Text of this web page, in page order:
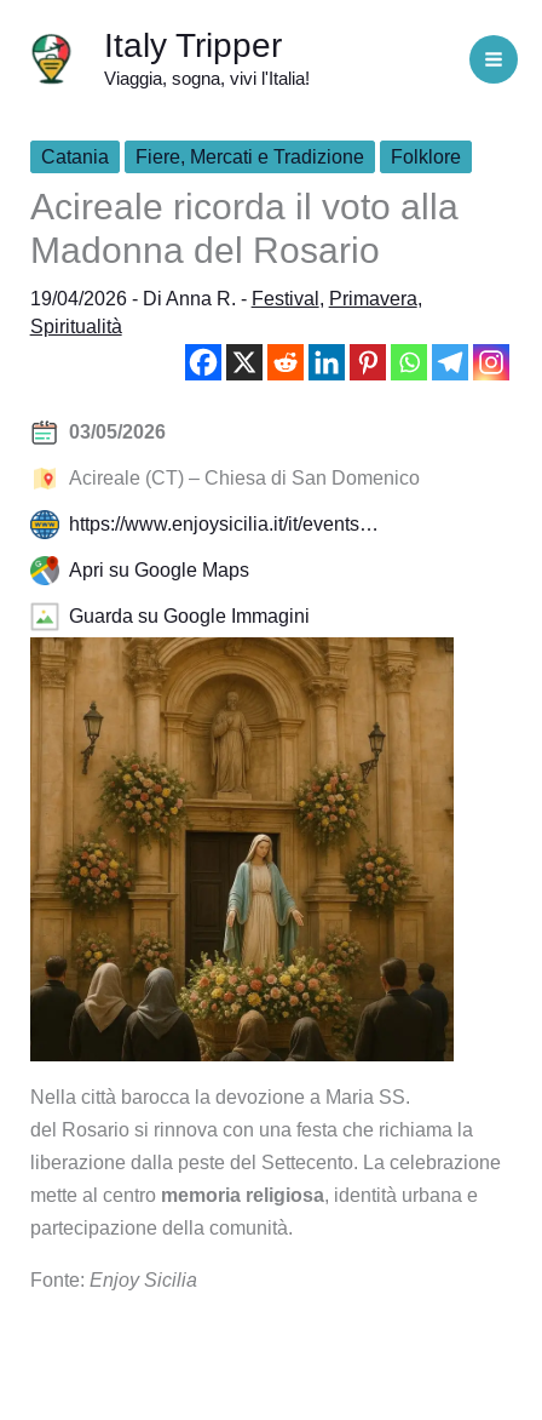
contenuto
Italy Tripper
Viaggia, sogna, vivi l'Italia!
Catania Fiere, Mercati e Tradizione Folklore
Acireale ricorda il voto alla
Madonna del Rosario
19/04/2026 - Di Anna R. - Festival , Primavera,
Spiritualità
03/05/2026
Acireale (CT) – Chiesa di San Domenico
https://www.enjoysicilia.it/it/events…
Apri su Google Maps
Guarda su Google Immagini
Nella città barocca la devozione a Maria SS.
del Rosario si rinnova con una festa che richiama la
liberazione dalla peste del Settecento. La celebrazione
mette al centro memoria religiosa, identità urbana e
partecipazione della comunità.
Fonte: Enjoy Sicilia